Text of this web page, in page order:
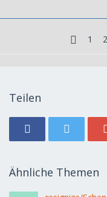
1 2
Teilen
Ähnliche Themen